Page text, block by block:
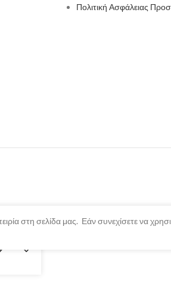
Πολιτική Ασφάλειας
στη σελίδα μας. Εάν συνεχίσετε να